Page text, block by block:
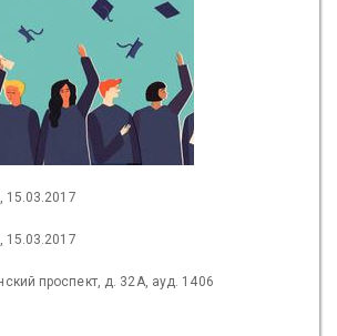
15.03.2017
15.03.2017
проспект, д. 32А, ауд. 1406